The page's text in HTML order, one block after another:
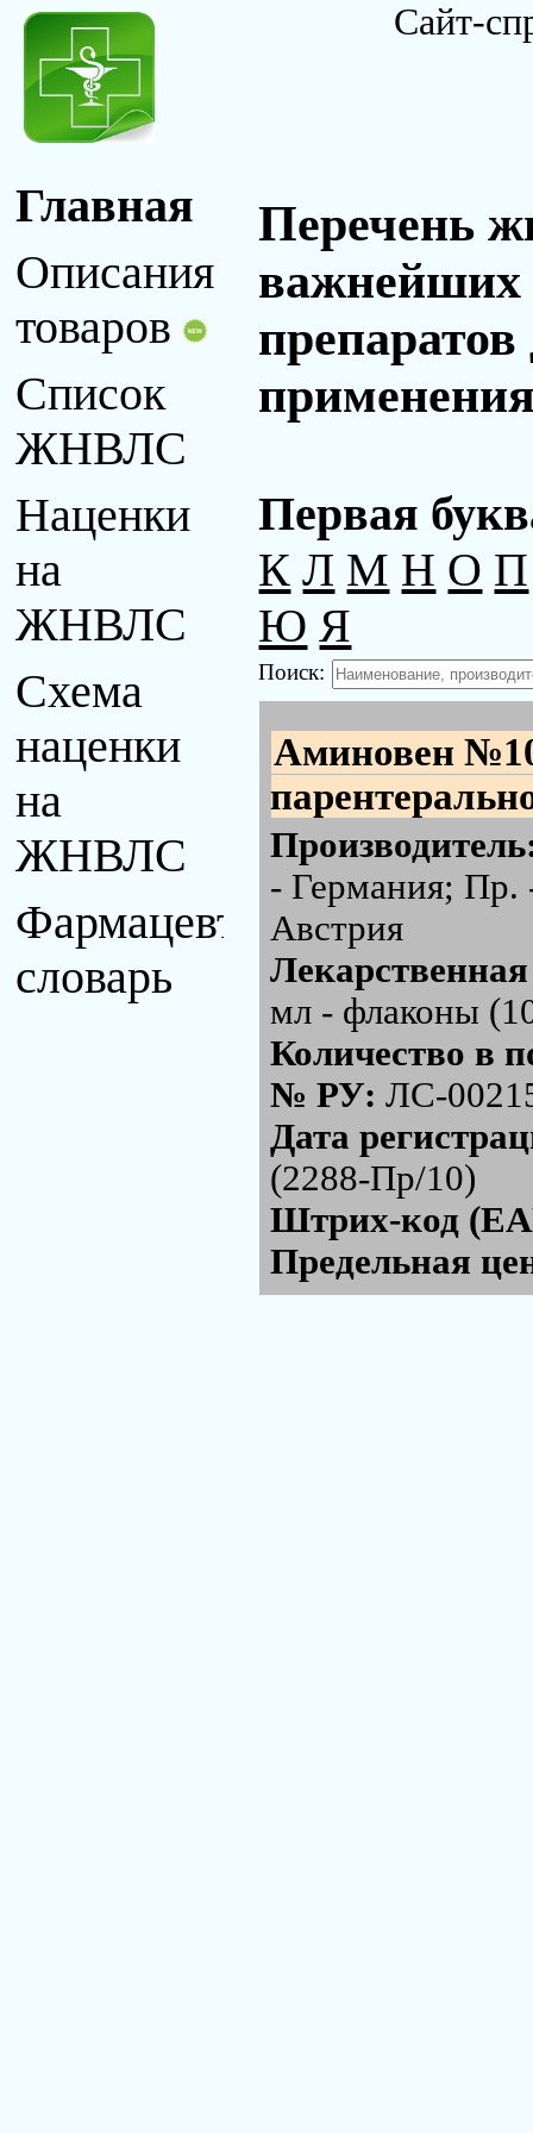
Сайт-
Главная
Описания
товаров
Список
ЖНВЛС
Наценки
на
ЖНВЛС
Схема
наценки
на
ЖНВЛС
Фармацевтический
словарь
Перечень
важнейших
Первая
К Л М Н О П
Ю Я
Поиск:
Аминовен
- Германия; Пр.
Австрия
мл - флаконы
Количество в
№ РУ:ЛС-
Дата
(2288-Пр/10)
Штрих-код
Предельная